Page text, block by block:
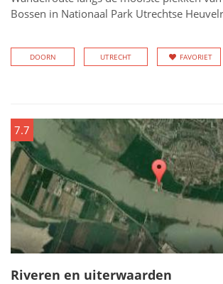
Bossen in Nationaal Park Utrechtse
DOORN UTRECHT FAVORIET
7.7
Riveren en uiterwaarden